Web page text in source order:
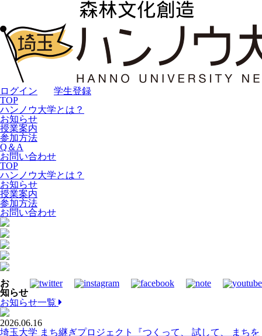
ログイン
学生登録
TOP
ハンノウ大学とは？
お知らせ
授業案内
参加方法
Q＆A
お問い合わせ
TOP
ハンノウ大学とは？
お知らせ
授業案内
参加方法
お問い合わせ
お
知らせ
お知らせ一覧
2026.06.16
埼玉大学 まち継ぎプロジェクト『つくって、 試して、 まちを